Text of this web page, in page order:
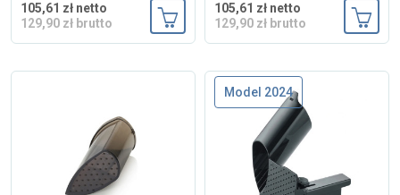
105,61 zł netto
129,90 zł brutto
Dodaj do koszyka
105,61 zł netto
129,90 zł brutto
Model 2024